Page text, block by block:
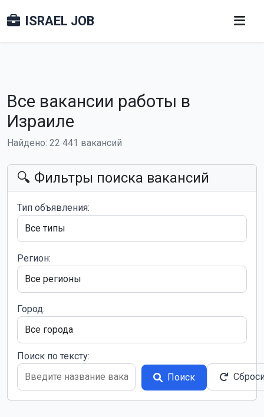
ISRAEL JOB
Все вакансии работы в
Израиле
Найдено: 22 441 вакансий
🔍 Фильтры поиска вакансий
Тип объявления:
Регион:
Город:
Поиск по тексту:
Поиск